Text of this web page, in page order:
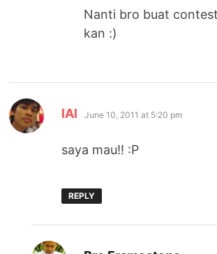
Nanti bro buat
kan :)
lAl says:
June 10, 2011 at 5:20 pm
saya mau!! :P
REPLY